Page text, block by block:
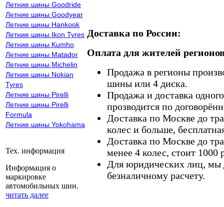
Летние шины Goodride
Летние шины Goodyear
Летние шины Hankook
Летние шины Ikon Tyres
Летние шины Kumho
Летние шины Matador
Летние шины Michelin
Летние шины Nokian
Tyres
Летние шины Pirelli
Летние шины Pirelli
Formula
Летние шины Yokohama
Тех. информация
Информация о
маркировке
автомобильных шин.
читать далее
Доставка по России:
Оплата для жителей
Продажа в регионы
шины или 4 диска.
Продажа и доставка
прозводится по
Доставка по Москве до
колес и больше,
Доставка по Москве до
менее 4 колес, стоит 1000
Для юридических лиц, мы
безналичному расчету.